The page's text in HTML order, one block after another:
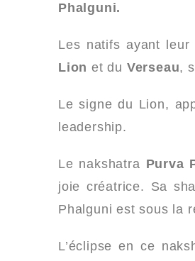
Phalguni.
Les natifs ayant
Lion et du Verseau,
Le signe du Lion,
leadership.
Le nakshatra Purva
joie créatrice. Sa
Phalguni est sous la
L’éclipse en ce